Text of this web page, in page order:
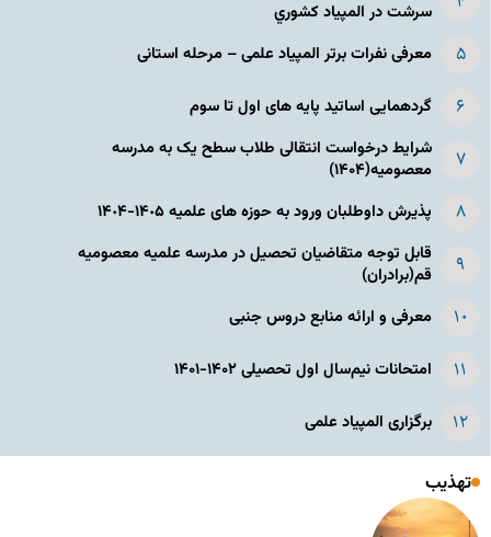
سرشت در المپياد كشوري
معرفی نفرات برتر المپیاد علمی – مرحله استانی
گردهمایی اساتید پایه های اول تا سوم
شرایط درخواست انتقالی طلاب سطح یک به مدرسه
معصومیه(۱۴۰۴)
پذیرش داوطلبان ورود به حوزه های علمیه ١۴٠۵-١۴٠۴
قابل توجه متقاضیان تحصیل در مدرسه علمیه معصومیه
قم(برادران)
معرفی و ارائه منابع دروس جنبی
امتحانات نیم‌سال اول تحصیلی ۱۴۰۲-۱۴۰۱
برگزاری المپیاد علمی
تهذیب